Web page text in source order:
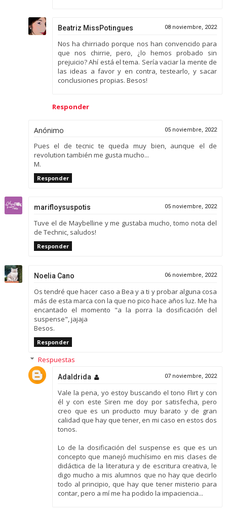
Beatriz MissPotingues 08 noviembre, 2022
Nos ha chirriado porque nos han convencido para
que nos chirrie, pero, ¿lo hemos probado sin
prejuicio? Ahí está el tema. Sería vaciar la mente de
las ideas a favor y en contra, testearlo, y sacar
conclusiones propias. Besos!
Responder
Anónimo 05 noviembre, 2022
Pues el de tecnic te queda muy bien, aunque el de
revolution también me gusta mucho...
M.
Responder
marifloysuspotis 05 noviembre, 2022
Tuve el de Maybelline y me gustaba mucho, tomo nota del
de Technic, saludos!
Responder
Noelia Cano 06 noviembre, 2022
Os tendré que hacer caso a Bea y a ti y probar alguna cosa
más de esta marca con la que no pico hace años luz. Me ha
encantado el momento "a la porra la dosificación del
suspense", jajaja
Besos.
Responder
Respuestas
Adaldrida 07 noviembre, 2022
Vale la pena, yo estoy buscando el tono Flirt y con
él y con este Siren me doy por satisfecha, pero
creo que es un producto muy barato y de gran
calidad que hay que tener, en mi caso en estos dos
tonos.
Lo de la dosificación del suspense es que es un
concepto que manejó muchísimo en mis clases de
didáctica de la literatura y de escritura creativa, le
digo mucho a mis alumnos que no hay que decirlo
todo al principio, que hay que tener misterio para
contar, pero a mí me ha podido la impaciencia...